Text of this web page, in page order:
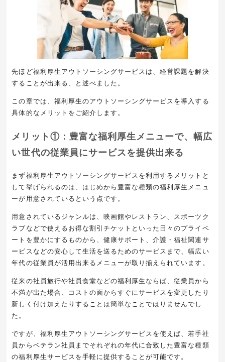
先ほど福利厚生アウトソーシングサービスは、経営課題を解決
することが出来る、と述べました。
この章では、福利厚生のアウトソーシングサービスを導入する
具体的なメリットをご紹介します。
メリット①：豊富な福利厚生メニューで、幅広
い世代の従業員にサービスを提供出来る
まず福利厚生アウトソーシングサービスを利用するメリットと
して挙げられるのは、はじめから豊富な種類の福利厚生メニュ
ーが用意されているという点です。
用意されているジャンルは、映画館やレストラン、スポーツク
ラブなどで使えるお得な割引チケットといった日々のプライベ
ートを豊かにするものから、健康サポート、介護・福祉関連サ
ービスなどの安心して生活を送るためのサービスまで、幅広い
年代の従業員が活用出来るメニューが取り揃えられています。
従来の社員旅行や社員食堂などの福利厚生ならば、従業員から
不満が出た場合、コストの面からすぐにサービスを変更したり
新しく付け加えたりすることは簡単なことではりませんでし
た。
ですが、福利厚生アウトソーシングサービスを使えば、若手社
員からベテラン社員までそれぞれの年代に合致した豊富な種類
の福利厚生サービスを手軽に提供することが可能です。